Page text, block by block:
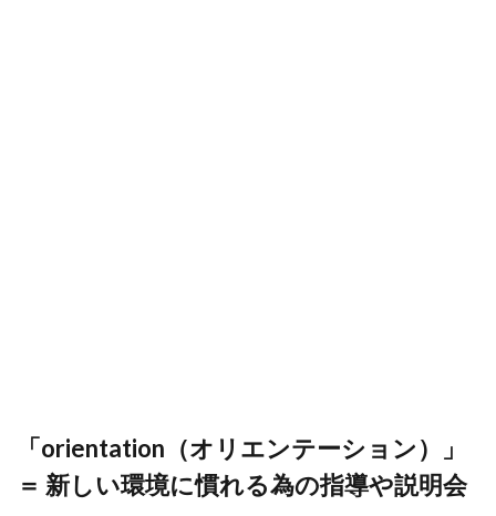
「orientation（オリエンテーション）」
＝ 新しい環境に慣れる為の指導や説明会